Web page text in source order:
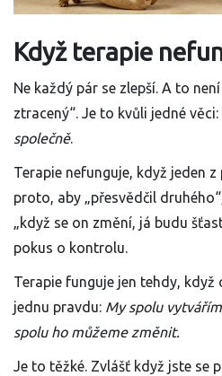
Když terapie
Ne každý pár se zlepší. A to
ztracený“. Je to kvůli jedné věci:
společně.
Terapie nefunguje, když jeden
proto, aby „přesvědčil
„když se on změní, já budu
pokus o kontrolu.
Terapie funguje jen tehdy,
jednu pravdu: My spolu
spolu ho můžeme změnit.
Je to těžké. Zvlášť když jste se